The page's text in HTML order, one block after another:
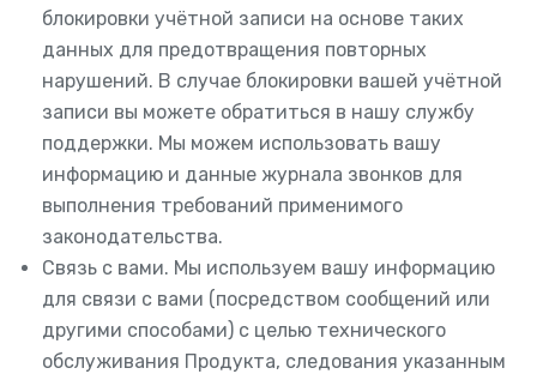
блокировки учётной записи на основе таких
данных для предотвращения повторных
нарушений. В случае блокировки вашей учётной
записи вы можете обратиться в нашу службу
поддержки. Мы можем использовать вашу
информацию и данные журнала звонков для
выполнения требований применимого
законодательства.
Связь с вами. Мы используем вашу информацию
для связи с вами (посредством сообщений или
другими способами) с целью технического
обслуживания Продукта, следования указанным